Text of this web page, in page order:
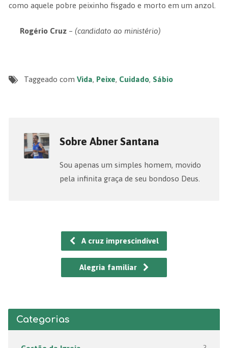
como aquele pobre peixinho fisgado e morto em um anzol.
Rogério Cruz –(candidato ao ministério)
Taggeado com Vida, Peixe, Cuidado, Sábio
Sobre Abner Santana
Sou apenas um simples homem, movido
pela infinita graça de seu bondoso Deus.
A cruz imprescindível
Alegria familiar
Categorias